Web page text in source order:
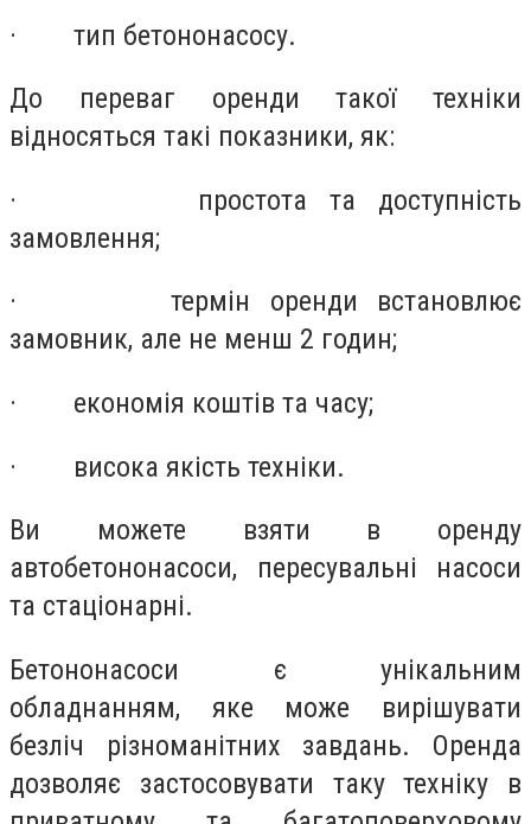
· тип бетононасосу.
До переваг оренди такої техніки
відносяться такі показники, як:
· простота та доступність
замовлення;
·термін оренди встановлює
замовник, але не менш 2 годин;
· економія коштів та часу;
· висока якість техніки.
Ви можете взяти в оренду
автобетононасоси, пересувальні насоси
та стаціонарні.
Бетононасоси є унікальним
обладнанням, яке може вирішувати
безліч різноманітних завдань. Оренда
дозволяє застосовувати таку техніку в